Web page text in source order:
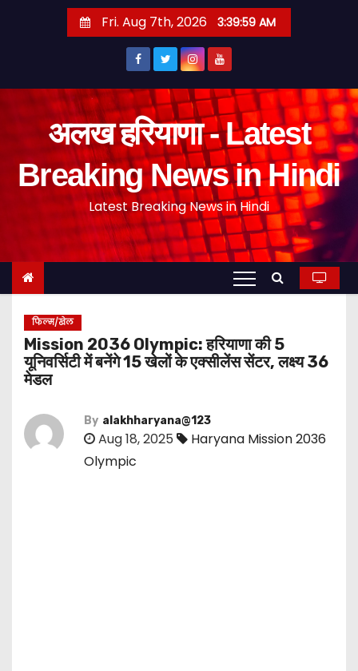
Fri. Aug 7th, 2026 3:40:00 AM
अलख हरियाणा - Latest
Breaking News in Hindi
Latest Breaking News in Hindi
फिल्म/खेल
Mission 2036 Olympic: हरियाणा की 5
यूनिवर्सिटी में बनेंगे 15 खेलों के एक्सीलेंस सेंटर, लक्ष्य 36
मेडल
By alakhharyana@123
Aug 18, 2025
Haryana Mission 2036
Olympic